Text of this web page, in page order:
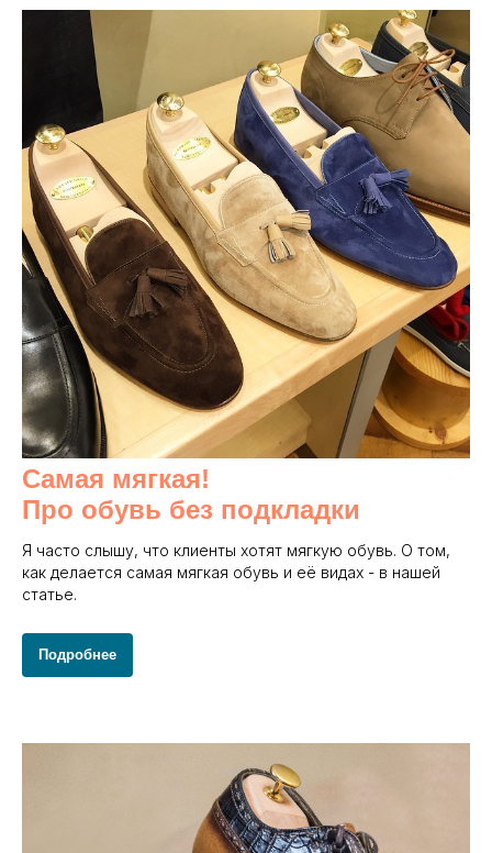
Самая мягкая!
Про обувь без подкладки
Я часто слышу, что клиенты хотят мягкую обувь. О том,
как делается самая мягкая обувь и её видах - в нашей
статье.
Подробнее